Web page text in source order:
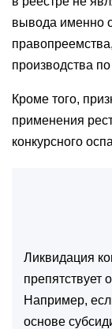
вывода именно
производства
Кроме того,
применения
конкурсного
Ликвидация
препятствует
Например,
основе